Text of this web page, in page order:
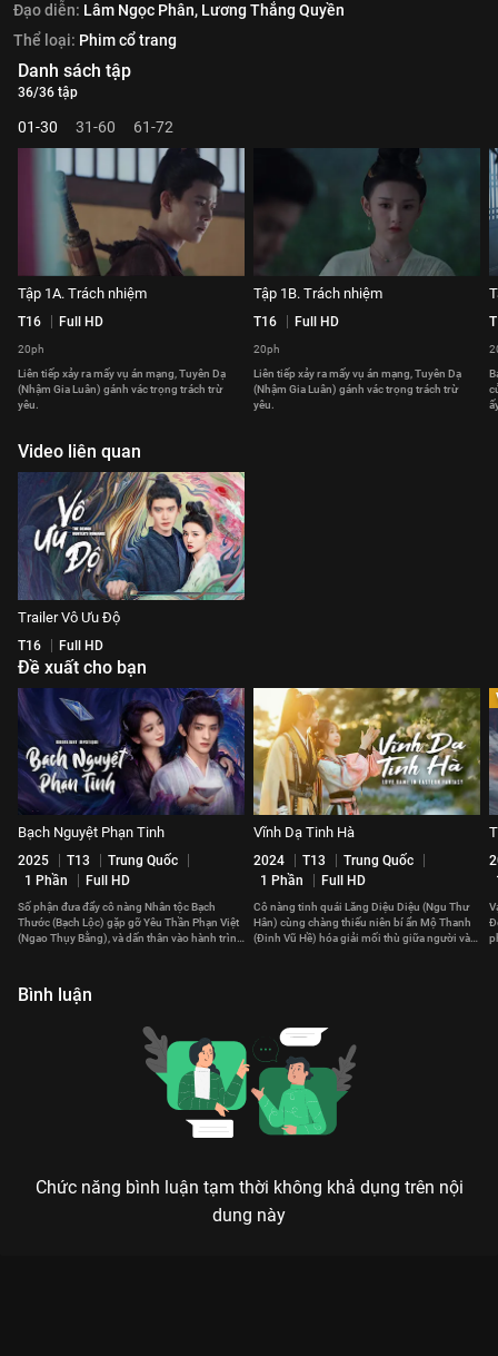
Đạo diễn: Lâm Ngọc Phân, Lương Thắng Quyền
Thể loại: Phim cổ trang
Danh sách tập
36/36 tập
01-30 31-60 61-72
Tập 1A. Trách nhiệm
T16 Full HD
20ph
Liên tiếp xảy ra mấy vụ án mạng, Tuyên Dạ
(Nhậm Gia Luân) gánh vác trọng trách trừ
yêu.
Tập 1B. Trách nhiệm
T16 Full HD
20ph
Liên tiếp xảy ra mấy vụ án mạng, Tuyên Dạ
(Nhậm Gia Luân) gánh vác trọng trách trừ
yêu.
Video liên quan
Trailer Vô Ưu Độ
T16 Full HD
Đề xuất cho bạn
Bạch Nguyệt Phạn Tinh
2025 T13
Trung Quốc
1 Phần
Full HD
Số phận đưa đẩy cô nàng Nhân tộc Bạch
Thước (Bạch Lộc) gặp gỡ Yêu Thần Phạn Việt
(Ngao Thụy Bằng), và dấn thân vào hành trình
Vĩnh Dạ Tinh Hà
2024 T13
Trung Quốc
1 Phần
Full HD
Cô nàng tinh quái Lăng Diệu Diệu (Ngu Thư
Hân) cùng chàng thiếu niên bí ẩn Mộ Thanh
(Đinh Vũ Hề) hóa giải mối thù giữa người và
Bình luận
Chức năng bình luận tạm thời không khả dụng trên nội
dung này